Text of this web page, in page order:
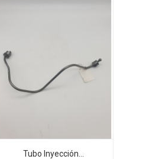
Tubo Inyección...